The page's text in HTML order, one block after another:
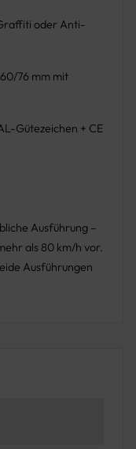
oder Anti-
76 mm mit
Gütezeichen + CE
Ausführung –
als 80 km/h vor.
Ausführungen